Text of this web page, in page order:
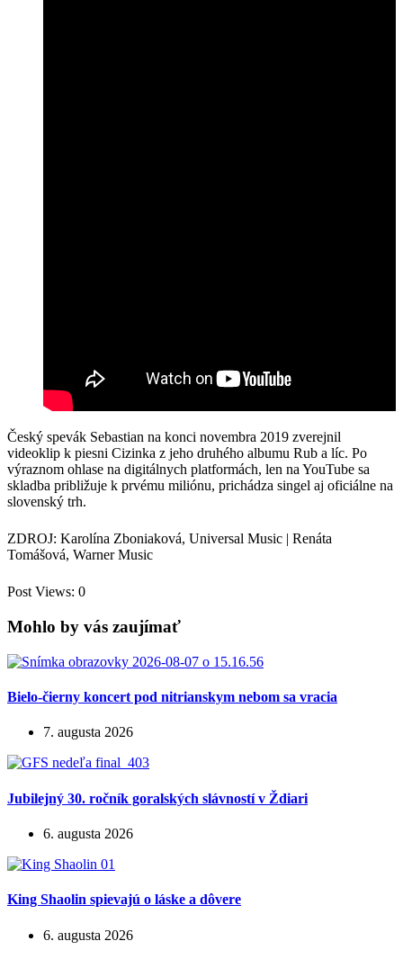
Český spevák Sebastian na konci novembra 2019 zverejnil
videoklip k piesni Cizinka z jeho druhého albumu Rub a líc. Po
výraznom ohlase na digitálnych platformách, len na YouTube sa
skladba približuje k prvému miliónu, prichádza singel aj oficiálne na
slovenský trh.
ZDROJ: Karolína Zboniaková, Universal Music | Renáta
Tomášová, Warner Music
Post Views: 0
Mohlo by vás zaujímať
Bielo-čierny koncert pod nitrianskym nebom sa vracia
7. augusta 2026
Jubilejný 30. ročník goralských slávností v Ždiari
6. augusta 2026
King Shaolin spievajú o láske a dôvere
6. augusta 2026